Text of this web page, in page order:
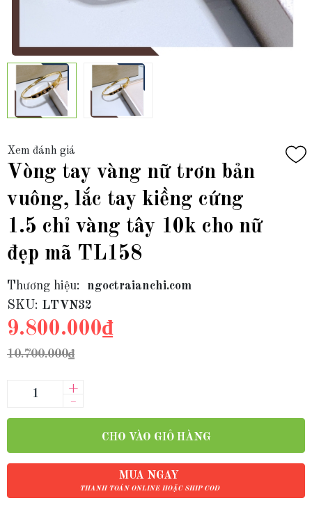
Xem đánh giá
Vòng tay vàng nữ trơn bản
vuông, lắc tay kiềng cứng
1.5 chỉ vàng tây 10k cho nữ
đẹp mã TL158
Thương hiệu:
ngoctraianchi.com
SKU: LTVN32
9.800.000₫
10.700.000₫
–
+
CHO VÀO GIỎ HÀNG
MUA NGAY
THANH TOÁN ONLINE HOẶC SHIP COD